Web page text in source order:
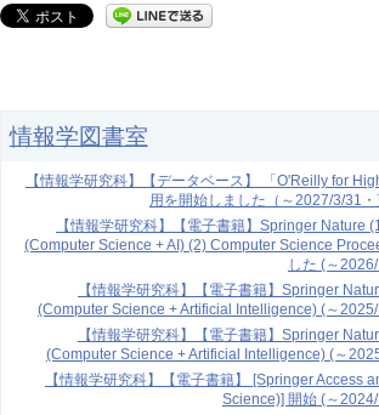
情報学図書室
【情報学研究科】【データベース】 「O'Reilly for
用を開始しました（～2027/3/31・
【情報学研究科】【電子書籍】Springer Nature
(Computer Science + AI) (2) Computer Science
した (～
【情報学研究科】【電子書籍】Springer
(Computer Science + Artificial Intelligence) (～
【情報学研究科】【電子書籍】Springer
(Computer Science + Artificial Intelligence) (～
【情報学研究科】【電子書籍】 [Springer Access
Science)] 開始 (～